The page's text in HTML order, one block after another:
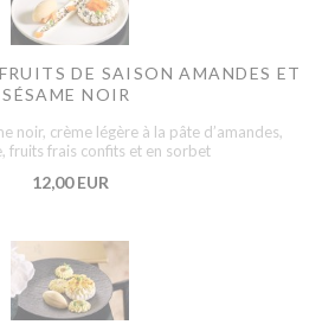
DE SAISON AMANDES ET
SÉSAME NOIR
noir, crème légère à la pâte d’amandes,
fruits frais confits et en sorbet
12,00 EUR